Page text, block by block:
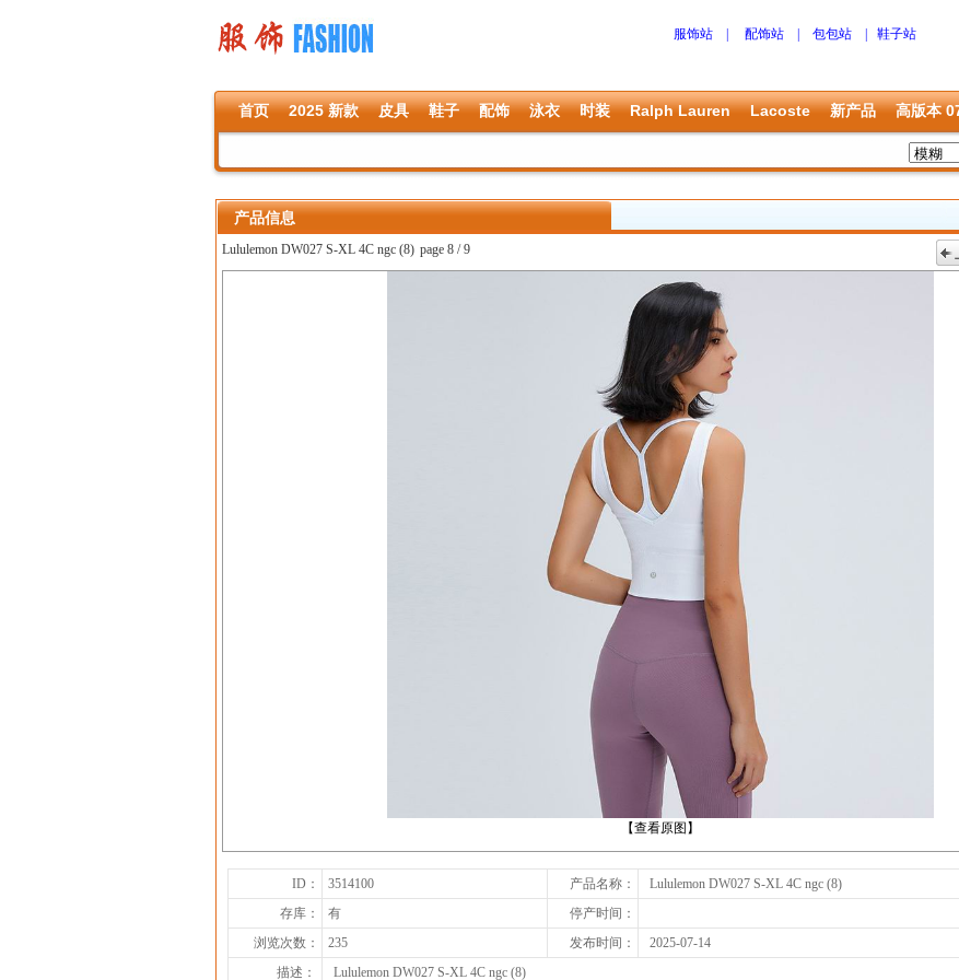
服饰站 配饰站 包包站 鞋子站
首页 2025 新款 皮具 鞋子 配饰 泳衣 时装 Ralph Lauren Lacoste 新产品 高版本
产品信息
Lululemon DW027 S-XL 4C ngc (8) page 8 / 9
【查看原图】
ID： 3514100 产品名称：
Lululemon DW027 S-XL 4C ngc (8)
存库：
有
停产时间：
浏览次数：
235 发布时间：
2025-07-14
描述：
Lululemon DW027 S-XL 4C ngc (8)